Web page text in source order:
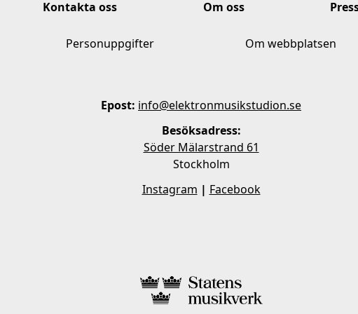
Kontakta oss Om oss
Personuppgifter Om webbplatsen
Epost: info@elektronmusikstudion.se
Besöksadress:
Söder Mälarstrand 61
Stockholm
Instagram | Facebook